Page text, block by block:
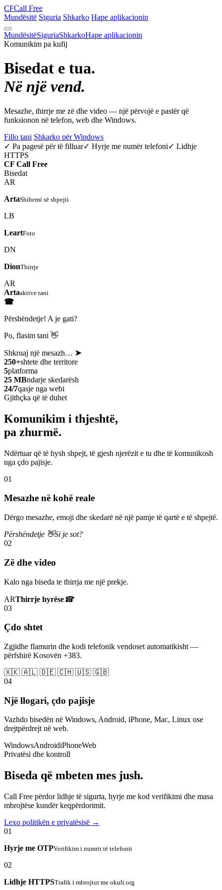
CFCall Free
Mundësitë Siguria Shkarko Hape aplikacionin
MundësitëSiguriaShkarkoHape aplikacionin
Komunikim pa kufij
Bisedat e tua.
Në një vend.
Mesazhe, thirrje me zë dhe video — një përvojë e pastër që
funksionon në telefon, web dhe Windows.
Fillo tani Shkarko për Windows
✓ Pa pagesë për të filluar✓ Hyrje me numër telefoni✓ Lidhje
HTTPS
CF Call Free
Bisedat
AR
ArtaShihemi së shpejti
LB
LeartFoto
DN
DionThirrje
AR
Artaaktive tani
☎
Përshëndetje! A je gati?
Po, flasim tani 👋
Shkruaj një mesazh… ➤
250+shtete dhe territore
5platforma
25 MBndarje skedarësh
24/7qasje nga webi
Gjithçka që të duhet
Komunikim i thjeshtë,
pa zhurmë.
Ndërtuar që të hysh shpejt, të gjesh njerëzit e tu dhe të komunikosh
nga çdo pajisje.
01
Mesazhe në kohë reale
Dërgo mesazhe, emoji dhe skedarë në një pamje të qartë e të shpejtë.
Përshëndetje 👋Si je sot?
02
Zë dhe video
Kalo nga biseda te thirrja me një prekje.
ARThirrje hyrëse☎
03
Çdo shtet
Zgjidhe flamurin dhe kodi telefonik vendoset automatikisht —
përfshirë Kosovën +383.
🇽🇰 🇦🇱 🇩🇪 🇨🇭 🇺🇸 🇬🇧
04
Një llogari, çdo pajisje
Vazhdo bisedën në Windows, Android, iPhone, Mac, Linux ose
drejtpërdrejt në web.
WindowsAndroidiPhoneWeb
Privatësi dhe kontroll
Biseda që mbeten mes jush.
Call Free përdor lidhje të sigurta, hyrje me kod verifikimi dhe masa
mbrojtëse kundër keqpërdorimit.
Lexo politikën e privatësisë →
01
Hyrje me OTPVerifikim i numrit të telefonit
02
Lidhje HTTPSTrafik i mbrojtur me okult.org